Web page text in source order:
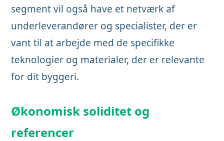
segment vil også have et netværk af
underleverandører og specialister, der er
vant til at arbejde med de specifikke
teknologier og materialer, der er relevante
for dit byggeri.
Økonomisk soliditet og
referencer